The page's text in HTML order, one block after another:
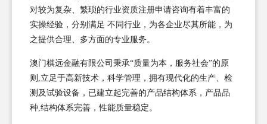
对较为复杂、繁琐的行业资质注册申请咨询有着丰富的
实操经验，分别满足 不同行业，为各企业尽其所能，为
之提供合理、多方面的专业服务。
澳门棋远金融有限公司秉承“质量为本，服务社会”的原
则,立足于高新技术，科学管理，拥有现代化的生产、检
测及试验设备，已建立起完善的产品结构体系，产品品
种,结构体系完善，性能质量稳定。